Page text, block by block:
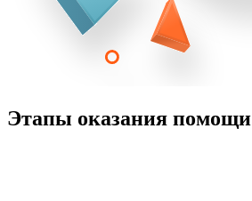
Этапы оказания помощи